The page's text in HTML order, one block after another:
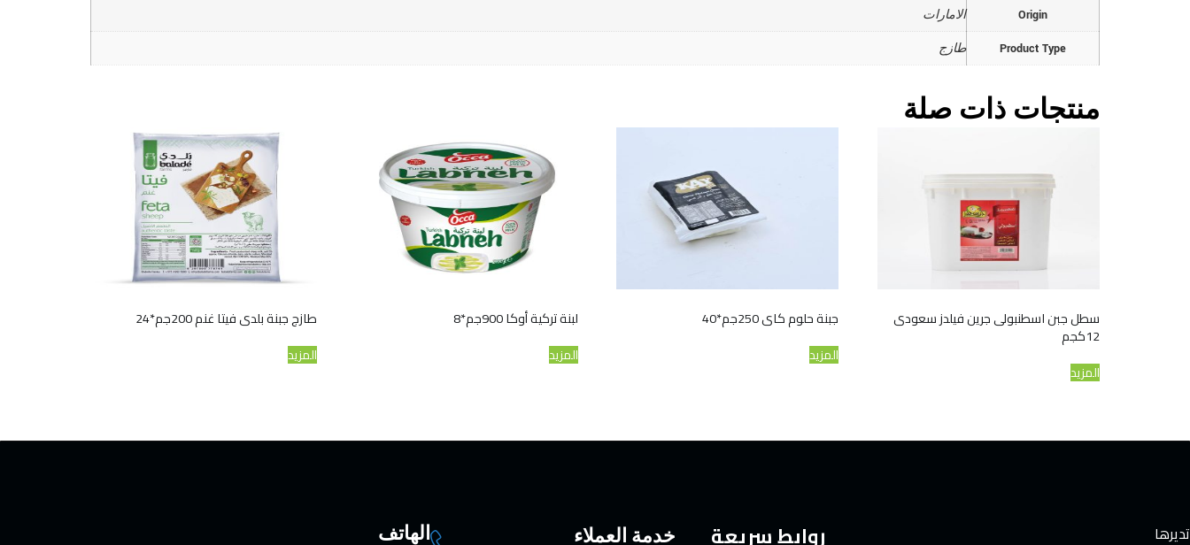
Origin
الامارات
Product Type
طازج
منتجات ذات صلة
سطل جبن اسطنبولى جرين فيلدز سعودى
12كجم
المزيد
جبنة حلوم كاى 250جم*40
المزيد
لبنة تركية أوكا 900جم*8
المزيد
طازج جبنة بلدى فيتا غنم 200جم*24
المزيد
تديرها روابط سريعة خدمة العملاء الهاتف